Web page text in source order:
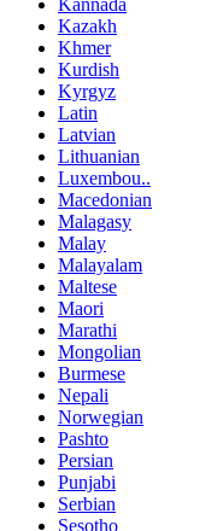
Kannada
Kazakh
Khmer
Kurdish
Kyrgyz
Latin
Latvian
Lithuanian
Luxembou..
Macedonian
Malagasy
Malay
Malayalam
Maltese
Maori
Marathi
Mongolian
Burmese
Nepali
Norwegian
Pashto
Persian
Punjabi
Serbian
Sesotho